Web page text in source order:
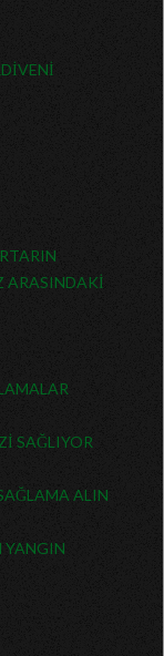
ARASINDAKİ
SAĞLIYOR
ALIN
YANGIN